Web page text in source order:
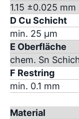
1.15 ±0.025 mm
D Cu Schicht
min. 25 µm
E Oberfläche
chem. Sn
F Restring
min. 0.1 mm
Material